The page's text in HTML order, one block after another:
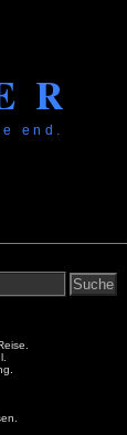
end.